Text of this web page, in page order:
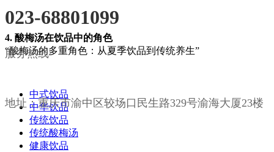
4. 酸梅汤在饮品中的角色
“酸梅汤的多重角色：从夏季饮品到传统养生”
中式饮品
中华饮品
传统饮品
传统酸梅汤
健康饮品
023-68801099
服务热线
地址：重庆市渝中区较场口民生路329号渝海大厦23楼